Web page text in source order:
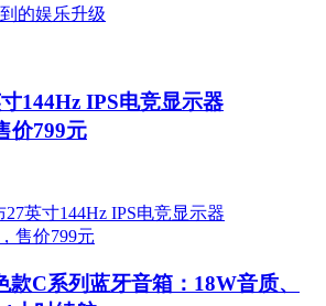
144Hz IPS电竞显示器
价799元
款C系列蓝牙音箱：18W音质、